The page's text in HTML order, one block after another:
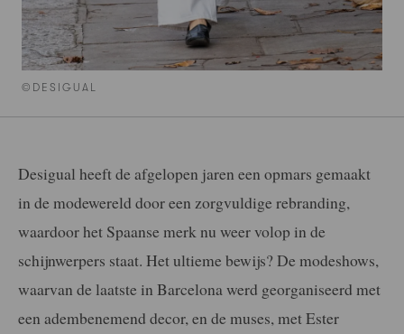
©DESIGUAL
Desigual heeft de afgelopen jaren een opmars gemaakt
in de modewereld door een zorgvuldige rebranding,
waardoor het Spaanse merk nu weer volop in de
schijnwerpers staat. Het ultieme bewijs? De modeshows,
waarvan de laatste in Barcelona werd georganiseerd met
een adembenemend decor, en de muses, met Ester